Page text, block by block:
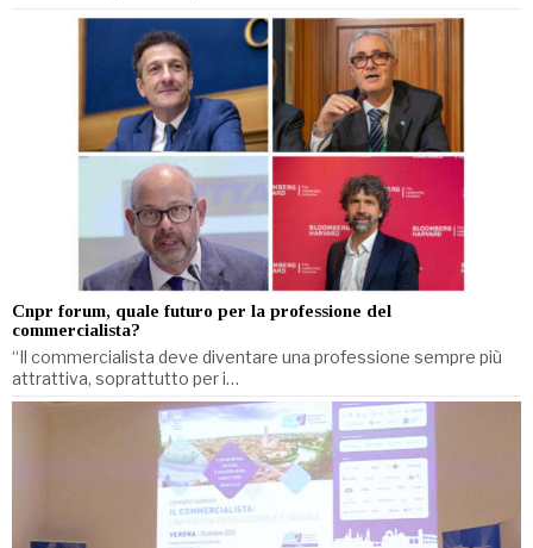
Cnpr forum, quale futuro per la professione del
commercialista?
“Il commercialista deve diventare una professione sempre più
attrattiva, soprattutto per i…